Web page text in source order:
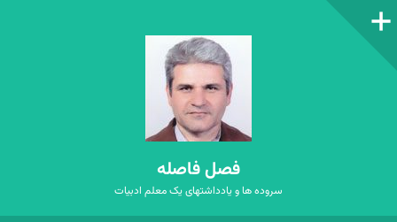
ستون‌کناری
فصل فاصله
سروده ها و یادداشتهای یک معلم ادبیات